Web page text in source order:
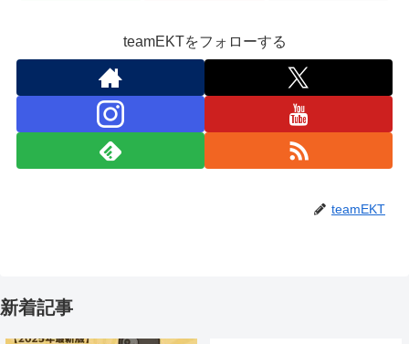
teamEKTをフォローする
teamEKT
新着記事